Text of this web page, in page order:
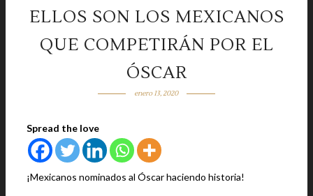
ELLOS SON LOS MEXICANOS
QUE COMPETIRÁN POR EL
ÓSCAR
enero 13, 2020
Spread the love
¡Mexicanos nominados al Óscar haciendo historia!